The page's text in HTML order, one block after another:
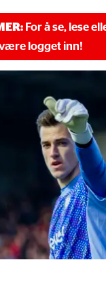
For å se, lese
logget inn!